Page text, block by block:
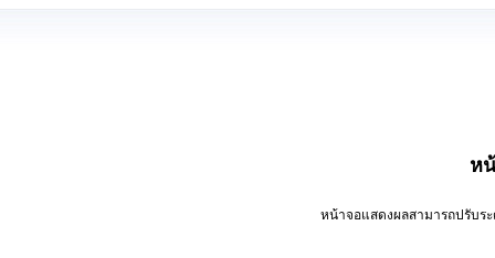
ห
หน้าจอแสดงผลสามารถปรับร